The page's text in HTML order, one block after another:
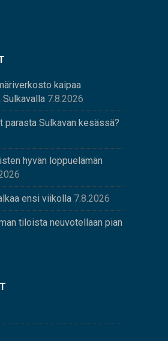
kaipaa
Sulkavalla 7.8.2026
parasta Sulkavan kesässä?
hyvän loppuelämän
ensi viikolla 7.8.2026
tiloista neuvotellaan pian